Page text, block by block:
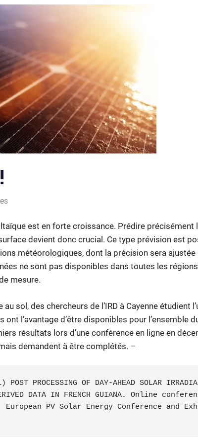
est en forte croissance. Prédire précisément
devient donc crucial. Ce type prévision est
météorologiques, dont la précision sera ajustée
ne sont pas disponibles dans toutes les
mesure.
sol, des chercheurs de l’IRD à Cayenne étudient
l’avantage d’être disponibles pour l’ensemble
résultats lors d’une conférence en ligne en
demandent à être complétés. –
PROCESSING OF DAY-AHEAD SOLAR
DATA IN FRENCH GUIANA. Online
European PV Solar Energy Conference and